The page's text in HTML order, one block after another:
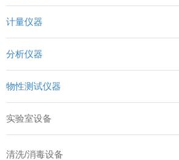
计量仪器
分析仪器
物性测试仪器
实验室设备
清洗/消毒设备